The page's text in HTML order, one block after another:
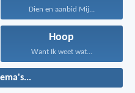
Dien en aanbid Mij...
Hoop
Want Ik weet wat...